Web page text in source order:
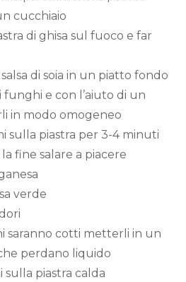
cucchiaio
di ghisa sul fuoco e far
di soia in un piatto fondo
funghi e con l’aiuto di un
in modo omogeneo
sulla piastra per 3-4 minuti
fine salare a piacere
verde
saranno cotti metterli in un
perdano liquido
sulla piastra calda